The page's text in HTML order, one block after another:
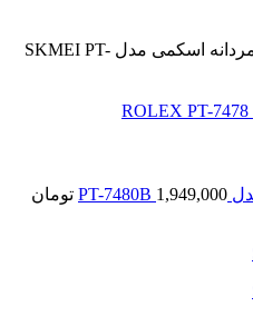
ساعت مچی مردانه اسکمی مدل SKMEI PT-
1,949,000
تومان